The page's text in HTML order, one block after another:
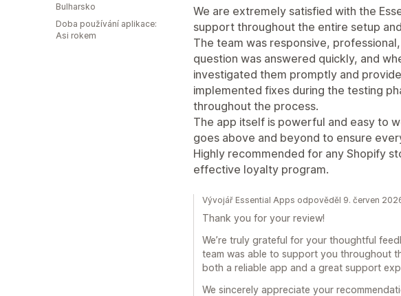
We are extremely satisfied with the
support throughout the entire setup
The team was responsive,
question was answered quickly, and
investigated them promptly and
implemented fixes during the testing
throughout the process.
The app itself is powerful and easy to
goes above and beyond to ensure
Highly recommended for any Shopify
effective loyalty program.
Bulharsko
Doba používání aplikace:
Asi rokem
Vývojář Essential Apps odpověděl 9. červen
Thank you for your review!
We’re truly grateful for your thoughtful
team was able to support you throughout
both a reliable app and a great support
We sincerely appreciate your